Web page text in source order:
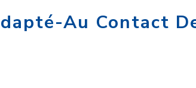
Au Contact